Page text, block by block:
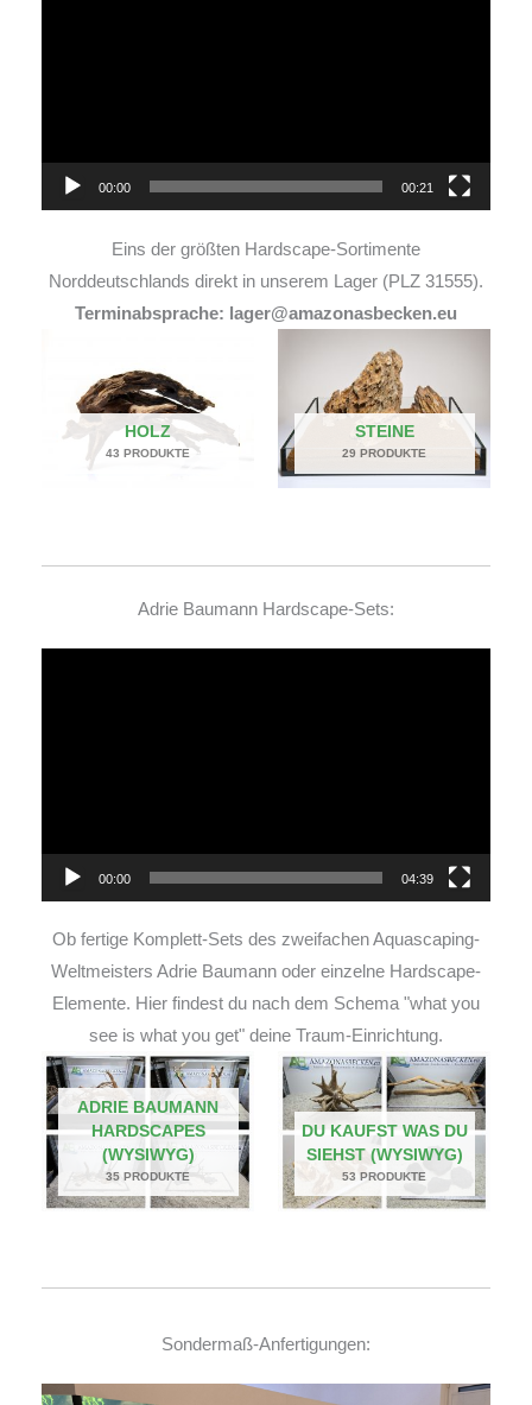
00:00 00:21
Eins der größten Hardscape-Sortimente
Norddeutschlands direkt in unserem Lager (PLZ 31555).
Terminabsprache: lager@amazonasbecken.eu
HOLZ
43 PRODUKTE
STEINE
29 PRODUKTE
Adrie Baumann Hardscape-Sets:
00:00 04:39
Ob fertige Komplett-Sets des zweifachen Aquascaping-
Weltmeisters Adrie Baumann oder einzelne Hardscape-
Elemente. Hier findest du nach dem Schema "what you
see is what you get" deine Traum-Einrichtung.
ADRIE BAUMANN
HARDSCAPES
(WYSIWYG)
35 PRODUKTE
DU KAUFST WAS DU
SIEHST (WYSIWYG)
53 PRODUKTE
Sondermaß-Anfertigungen: